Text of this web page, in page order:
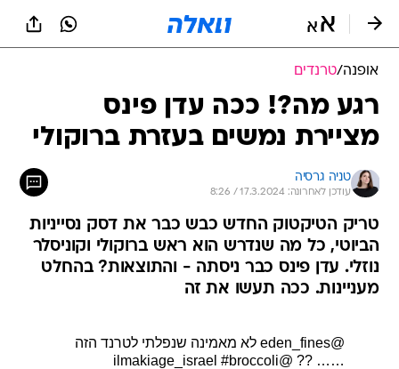
אופנה/טרנדים
רגע מה?! ככה עדן פינס
מציירת נמשים בעזרת ברוקולי
טניה גרסיה
עודכן לאחרונה: 17.3.2024 / 8:26
טריק הטיקטוק החדש כבש כבר את דסק נסייניות
הביוטי, כל מה שנדרש הוא ראש ברוקולי וקוניסלר
נוזלי. עדן פינס כבר ניסתה - והתוצאות? בהחלט
מעניינות. ככה תעשו את זה
@eden_fines
לא מאמינה שנפלתי לטרנד הזה
…… ?? @ilmakiage_israel
#broccoli